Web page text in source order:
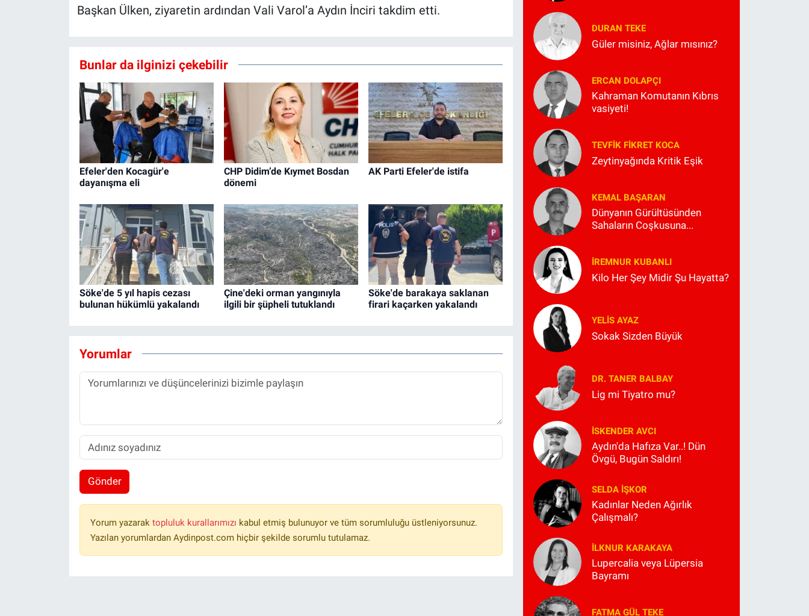
Başkan Ülken, ziyaretin ardından Vali Varol’a Aydın İnciri takdim etti.
Bunlar da ilginizi çekebilir
Efeler'den Kocagür'e
dayanışma eli
CHP Didim’de Kıymet Bosdan
dönemi
AK Parti Efeler'de istifa
Söke'de 5 yıl hapis cezası
bulunan hükümlü yakalandı
Çine'deki orman yangınıyla
ilgili bir şüpheli tutuklandı
Söke'de barakaya saklanan
firari kaçarken yakalandı
Yorumlar
Gönder
Yorum yazarak topluluk kurallarımızı kabul etmiş bulunuyor ve tüm sorumluluğu üstleniyorsunuz.
Yazılan yorumlardan Aydinpost.com hiçbir şekilde sorumlu tutulamaz.
DURAN TEKE
Güler misiniz, Ağlar mısınız?
ERCAN DOLAPÇI
Kahraman Komutanın Kıbrıs
vasiyeti!
TEVFIK FIKRET KOCA
Zeytinyağında Kritik Eşik
KEMAL BAŞARAN
Dünyanın Gürültüsünden
Sahaların Coşkusuna...
İREMNUR KUBANLI
Kilo Her Şey Midir Şu Hayatta?
YELIS AYAZ
Sokak Sizden Büyük
DR. TANER BALBAY
Lig mi Tiyatro mu?
İSKENDER AVCI
Aydın'da Hafıza Var..! Dün
Övgü, Bugün Saldırı!
SELDA İŞKOR
Kadınlar Neden Ağırlık
Çalışmalı?
İLKNUR KARAKAYA
Lupercalia veya Lüpersia
Bayramı
FATMA GÜL TEKE